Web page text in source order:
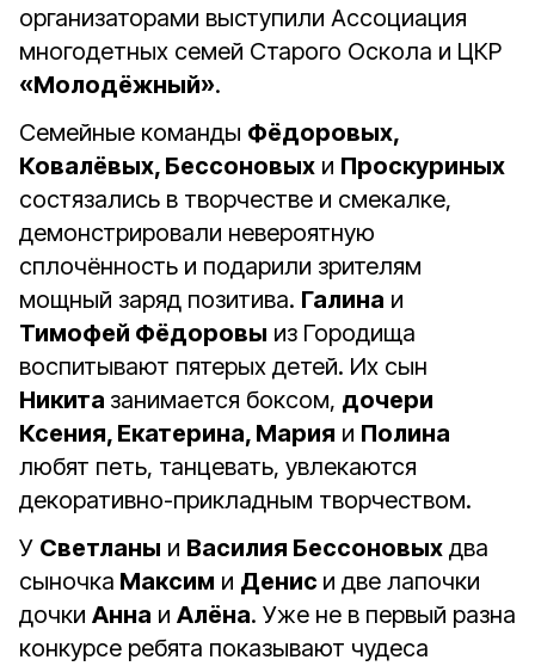
организаторами выступили Ассоциация
многодетных семей Старого Оскола и ЦКР
«Молодёжный».
Семейные команды Фёдоровых,
Ковалёвых, Бессоновых и Проскуриных
состязались в творчестве и смекалке,
демонстрировали невероятную
сплочённость и подарили зрителям
мощный заряд позитива. Галина и
Тимофей Фёдоровы из Городища
воспитывают пятерых детей. Их сын
Никита занимается боксом, дочери
Ксения, Екатерина, Мария и Полина
любят петь, танцевать, увлекаются
декоративно-прикладным творчеством.
У Светланы и Василия Бессоновых два
сыночка Максим и Денис и две лапочки
дочки Анна и Алёна. Уже не в первый разна
конкурсе ребята показывают чудеса